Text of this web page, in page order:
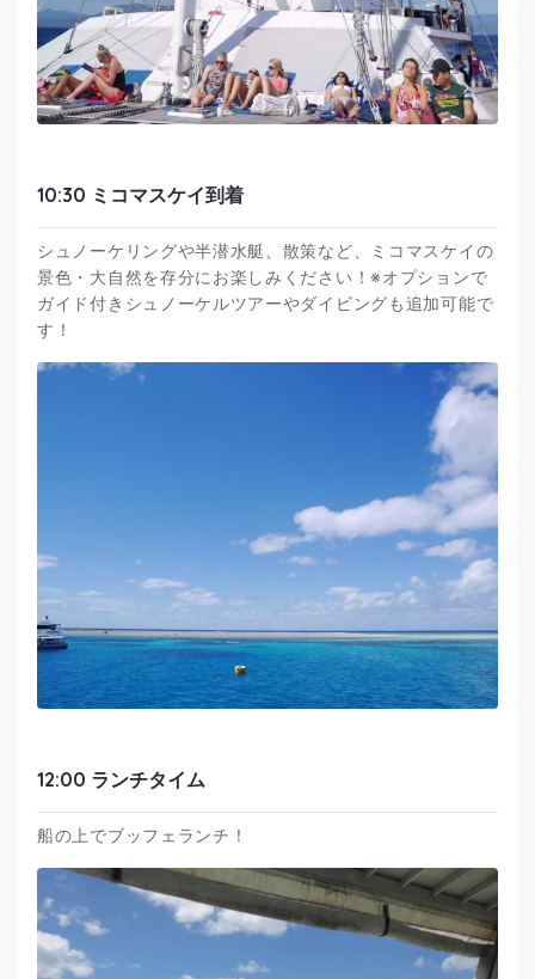
10:30 ミコマスケイ到着
シュノーケリングや半潜水艇、散策など、ミコマスケイの
景色・大自然を存分にお楽しみください！※オプションで
ガイド付きシュノーケルツアーやダイビングも追加可能で
す！
12:00 ランチタイム
船の上でブッフェランチ！